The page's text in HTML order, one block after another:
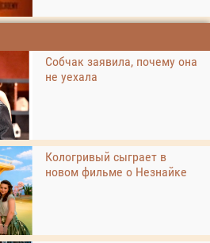
Собчак заявила, почему она
не уехала
Кологривый сыграет в
новом фильме о Незнайке